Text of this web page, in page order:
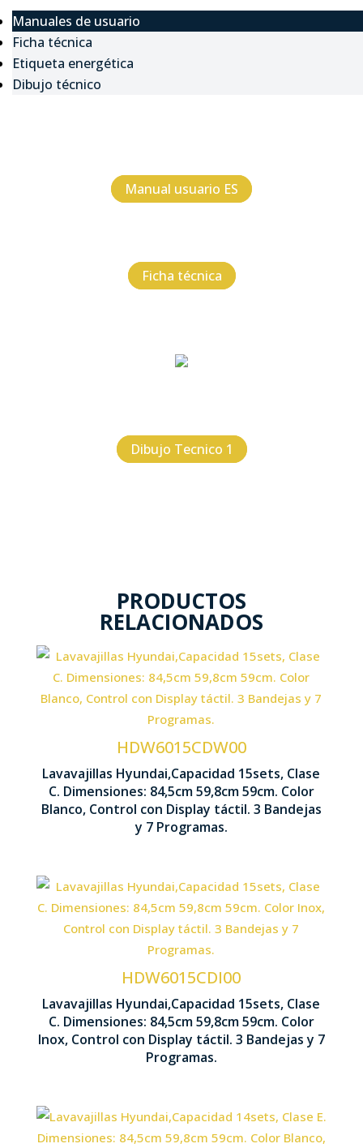
Manuales de usuario
Ficha técnica
Etiqueta energética
Dibujo técnico
Manual usuario ES
Ficha técnica
Dibujo Tecnico 1
PRODUCTOS
RELACIONADOS
HDW6015CDW00
Lavavajillas Hyundai,Capacidad 15sets, Clase
C. Dimensiones: 84,5cm 59,8cm 59cm. Color
Blanco, Control con Display táctil. 3 Bandejas
y 7 Programas.
Capacidad cubiertos 15 sets
Secado Residual
HDW6015CDI00
Lavavajillas Hyundai,Capacidad 15sets, Clase
C. Dimensiones: 84,5cm 59,8cm 59cm. Color
Inox, Control con Display táctil. 3 Bandejas y 7
Programas.
Capacidad cubiertos 15 sets
Control Display LED táctil
Capacidad cubiertos 14 sets